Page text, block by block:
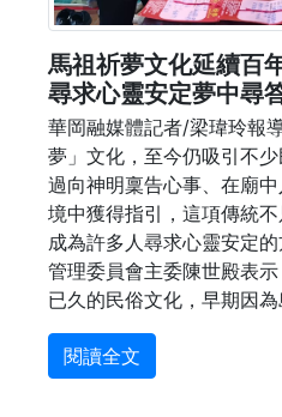
馬祖祈夢文化延續百
尋求心靈安定夢中尋
華岡融媒體記者/梁瑋玲報
夢」文化，至今仍吸引不
過向神明稟告心事、在廟
境中獲得指引，這項傳統
成為許多人尋求心靈安定
管理委員會主委陳世殿表
已久的民俗文化，早期因
閱讀全文